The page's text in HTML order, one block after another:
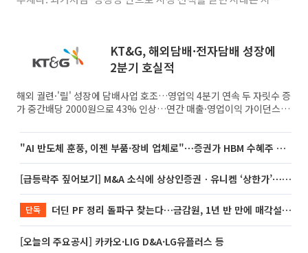
속에 실적과 성과를 입증해야 하는 시험대에 섰다. 본지는 상장
을 앞둔 기업의 기술 경쟁
KT&G, 해외담배·전자담배 성장에
2분기 호실적
해외 궐련·'릴' 성장에 담배사업 호조…영업익 4분기 연속 두 자릿수 증
가 중간배당 2000원으로 43% 인상…연간 매출·영업이익 가이던스
기 호실적을 기록했다. 이에 올해 연간 실적 전망(가이던스)도 상향 조
정했다. KT&G는 올해 2분기 연결 기준 매출 1조7016억 원, 영업이익
41
"AI 반도체 훈풍, 이젠 부품·장비 업체로"⋯증권가 HBM 수혜주 조명
[급등락주 짚어보기] M&A 소식에 상상인증권ㆍ유니켐 ‘상한가’⋯유증 제동 걸린 SK디앤디↑
단독 더딘 PF 정리 돌파구 찾는다…금감원, 1년 반 만에 매각설명회 재개
[오늘의 주요공시] 카카오·LIG D&A·LG유플러스 등